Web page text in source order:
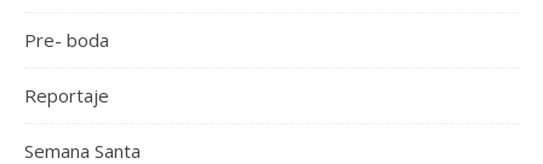
Pre- boda
Reportaje
Semana Santa